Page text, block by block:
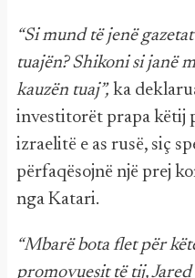
“Si mund të jenë
tuajën? Shikoni si janë
kauzën tuaj”, ka
investitorët prapa këtij
izraelitë e as rusë, siç
përfaqësojnë një prej
nga Katari.
“Mbarë bota flet për
promovuesit të tij,